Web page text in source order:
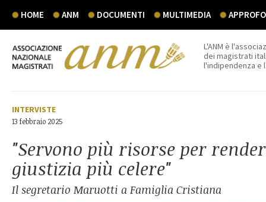
HOME ANM DOCUMENTI MULTIMEDIA
L'ANM è
dei magistrati
l'indipendenza e
INTERVISTE
13 febbraio 2025
"Servono più risorse per
giustizia più celere"
Il segretario Maruotti a Famiglia Cristiana